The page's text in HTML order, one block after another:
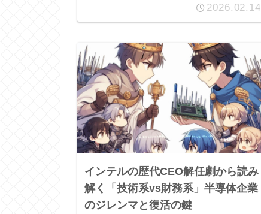
2026.02.14
インテルの歴代CEO解任劇から読み
解く「技術系vs財務系」半導体企業
のジレンマと復活の鍵